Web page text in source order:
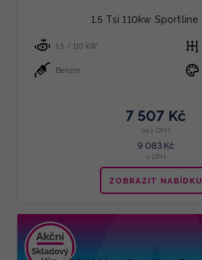
1.5 Tsi 110kw Sportline
1.5 / 110 kW
Benzín
7 507 Kč
bez DPH
9 083 Kč
s DPH
ZOBRAZIT NABÍDKU